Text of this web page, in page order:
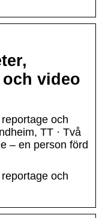
video
och
TT · Två
– en person förd
och